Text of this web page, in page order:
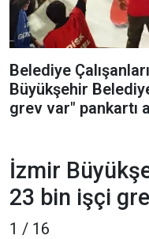
Belediye
Büyükşehir
grev var" pankartı
İzmir
23 bin işçi
1 / 16